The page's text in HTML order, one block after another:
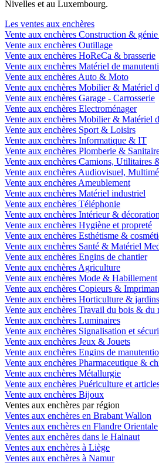
Nivelles et au Luxembourg.
Les ventes aux enchères
Vente aux enchères Construction &
Vente aux enchères Outillage
Vente aux enchères HoReCa & brasserie
Vente aux enchères Matériel de
Vente aux enchères Auto & Moto
Vente aux enchères Mobilier & Matériel
Vente aux enchères Garage - Carrosserie
Vente aux enchères Electroménager
Vente aux enchères Mobilier & Matériel
Vente aux enchères Sport & Loisirs
Vente aux enchères Informatique & IT
Vente aux enchères Plomberie &
Vente aux enchères Camions, Utilitaires
Vente aux enchères Audiovisuel,
Vente aux enchères Ameublement
Vente aux enchères Matériel industriel
Vente aux enchères Téléphonie
Vente aux enchères Intérieur & décoration
Vente aux enchères Hygiène et propreté
Vente aux enchères Esthétisme &
Vente aux enchères Santé & Matériel
Vente aux enchères Engins de chantier
Vente aux enchères Agriculture
Vente aux enchères Mode & Habillement
Vente aux enchères Copieurs &
Vente aux enchères Horticulture & jardins
Vente aux enchères Travail du bois & du
Vente aux enchères Luminaires
Vente aux enchères Signalisation et
Vente aux enchères Jeux & Jouets
Vente aux enchères Engins de
Vente aux enchères Pharmaceutique &
Vente aux enchères Métallurgie
Vente aux enchères Puériculture et
Vente aux enchères Bijoux
Ventes aux enchères par région
Ventes aux enchères en Brabant Wallon
Ventes aux enchères en Flandre Orientale
Ventes aux enchères dans le Hainaut
Ventes aux enchères à Liège
Ventes aux enchères à Namur